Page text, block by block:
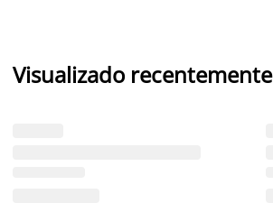
Visualizado recentemente